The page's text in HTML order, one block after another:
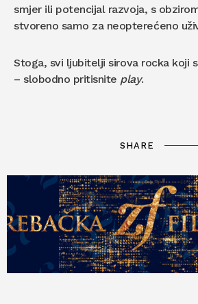
smjer ili potencijal razvoja, s
stvoreno samo za neopterećeno
Stoga, svi ljubitelji sirova rocka koji
– slobodno pritisnite play.
SHARE